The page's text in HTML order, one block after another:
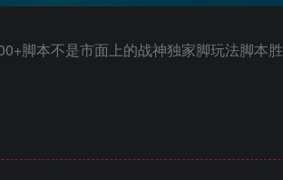
脚本不是市面上的战神独家脚玩法脚本胜